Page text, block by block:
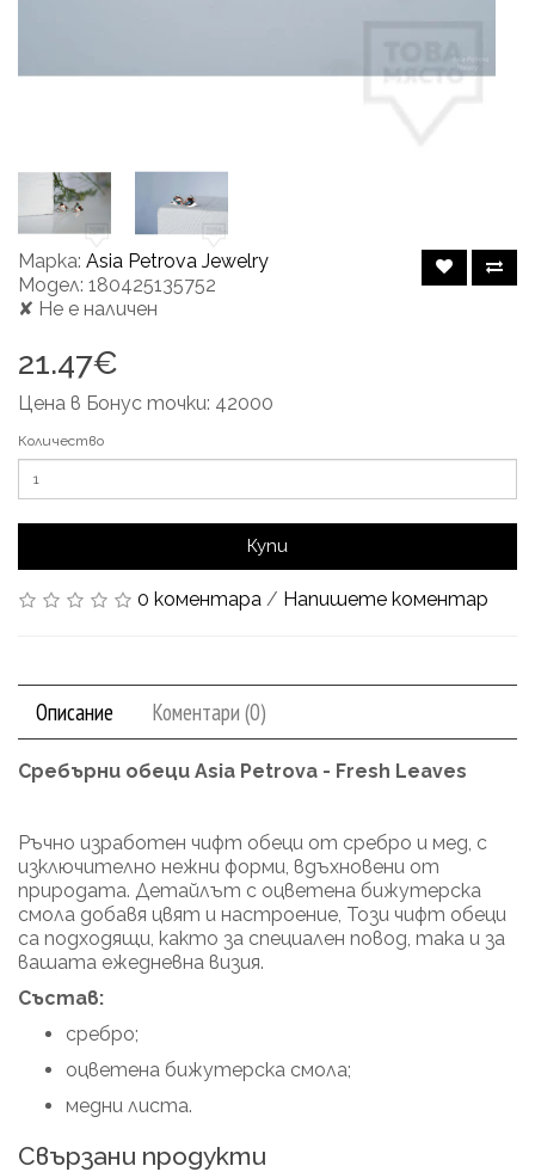
Марка: Asia Petrova Jewelry
Модел: 180425135752
✘ Не е наличен
21.47€
Цена в Бонус точки: 42000
Количество
Купи
0 коментара / Напишете коментар
Описание Коментари (0)
Сребърни обеци Asia Petrova - Fresh Leaves
Ръчно изработен чифт обеци от сребро и мед, с
изключително нежни форми, вдъхновени от
природата. Детайлът с оцветена бижутерска
смола добавя цвят и настроение, Този чифт обеци
са подходящи, както за специален повод, така и за
вашата ежедневна визия.
Състав:
сребро;
оцветена бижутерска смола;
медни листа.
Свързани продукти